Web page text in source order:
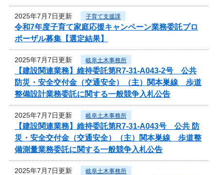
2025年7月7日更新 子育て支援課
令和7年度子育て家庭応援キャンペーン業務委託プロ
ポーザル募集【選定結果】
2025年7月7日更新 岐阜土木事務所
【建設関連業務】維持委託第R7-31-A043-2号 公共
防災・安全交付金（交通安全）（主）関本巣線 歩道
整備設計業務委託に関する一般競争入札公告
2025年7月7日更新 岐阜土木事務所
【建設関連業務】維持委託第R7-31-A043号 公共 防
災・安全交付金（交通安全）（主）関本巣線 歩道整
備測量業務委託に関する一般競争入札公告
2025年7月7日更新 岐阜土木事務所